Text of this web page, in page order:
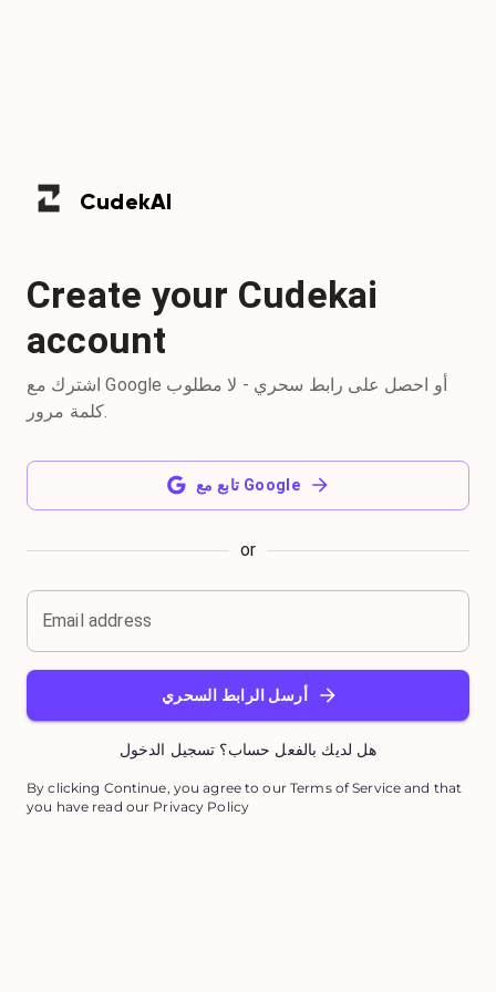
CudekAI
Create your Cudekai
account
اشترك مع Google أو احصل على رابط سحري - لا مطلوب
تابع مع Google
or
Email address
أرسل الرابط السحري
هل لديك بالفعل حساب؟ تسجيل الدخول
By clicking Continue, you agree to our Terms of Service and that
you have read our Privacy Policy